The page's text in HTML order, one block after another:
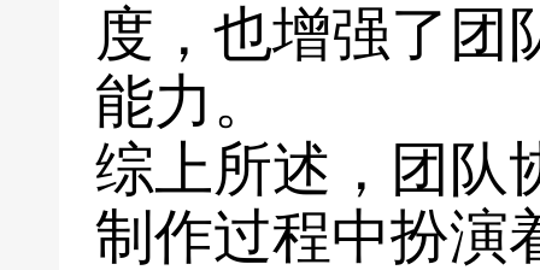
度，也增强了团
能力。
综上所述，团队
制作过程中扮演